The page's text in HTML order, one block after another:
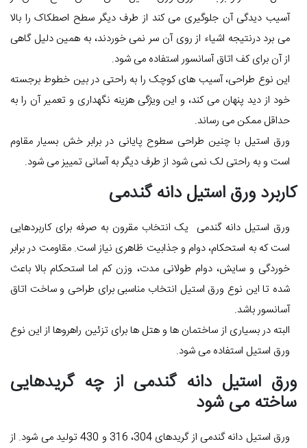
آسیب دیدگی آن جلوگیری می کند از طرف دیگر سطح اصطکاک را بالا
می برد درنتیجه اشیاء از روی آن سر نمی خوردند، به همین دلیل گاهی
از آن برای کف اتاق آسانسور استفاده می شود.
این نوع طراحی، آسیب های کوچک را به راحتی در بین خطوط برجسته
خود از دید پنهان می کند، و این ویژگی هزینه نگهداری و تعمیر آن را به
حداقل ممکن می رساند.
ورق استیل با چنین طراحی سطوح پایانی در برابر خش بسیار مقاوم
است و به راحتی لک نمی شود از طرف دیگر به آسانی تمییز می شود.
کاربرد ورق استیل دانه گندمی
ورق استیل دانه گندمی یک انتخاب مقرون به صرفه برای کاربردهایی
است که به استحکام، دوام و جذابیت ظاهری نیاز است. مقاومت در برابر
خوردگی و سایش، دوام طولانی مدت، وزن کم اما استحکام بالا باعث
شده تا این نوع ورق استیل انتخاب مناسبی برای طراحی و ساخت اتاق
آسانسور باشد.
البته در بسیاری از ساختمان ها و هتل ها برای تزئین راهروها از این نوع
ورق استیل استفاده می شود.
ورق استیل دانه گندمی از چه گریدهایی
ساخته می شود
ورق استیل دانه گندمی از گریدهای 304، 316 و 430 تولید می شود. از